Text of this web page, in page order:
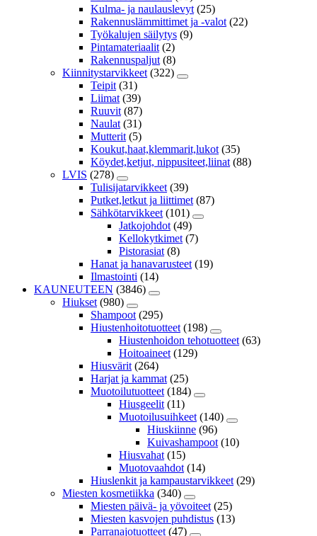
Kulma- ja naulauslevyt (25)
Rakennuslämmittimet ja -valot (22)
Työkalujen säilytys (9)
Pintamateriaalit (2)
Rakennuspaljut (8)
Kiinnitystarvikkeet (322)
Teipit (31)
Liimat (39)
Ruuvit (87)
Naulat (31)
Mutterit (5)
Koukut,haat,klemmarit,lukot (35)
Köydet,ketjut, nippusiteet,liinat (88)
LVIS (278)
Tulisijatarvikkeet (39)
Putket,letkut ja liittimet (87)
Sähkötarvikkeet (101)
Jatkojohdot (49)
Kellokytkimet (7)
Pistorasiat (8)
Hanat ja hanavarusteet (19)
Ilmastointi (14)
KAUNEUTEEN (3846)
Hiukset (980)
Shampoot (295)
Hiustenhoitotuotteet (198)
Hiustenhoidon tehotuotteet (63)
Hoitoaineet (129)
Hiusvärit (264)
Harjat ja kammat (25)
Muotoilutuotteet (184)
Hiusgeelit (11)
Muotoilusuihkeet (140)
Hiuskiinne (96)
Kuivashampoot (10)
Hiusvahat (15)
Muotovaahdot (14)
Hiuslenkit ja kampaustarvikkeet (29)
Miesten kosmetiikka (340)
Miesten päivä- ja yövoiteet (25)
Miesten kasvojen puhdistus (13)
Parranajotuotteet (47)